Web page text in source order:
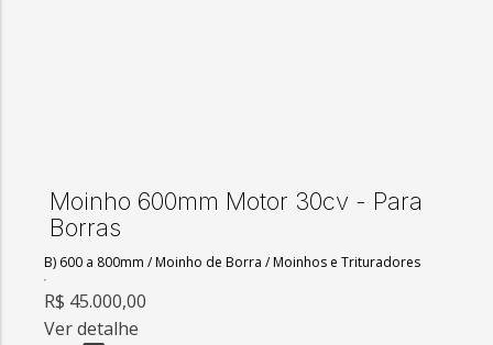
Moinho 600mm Motor 30cv - Para
Borras
B) 600 a 800mm /Moinho de Borra /Moinhos e Trituradores
R$ 45.000,00
Ver detalhe